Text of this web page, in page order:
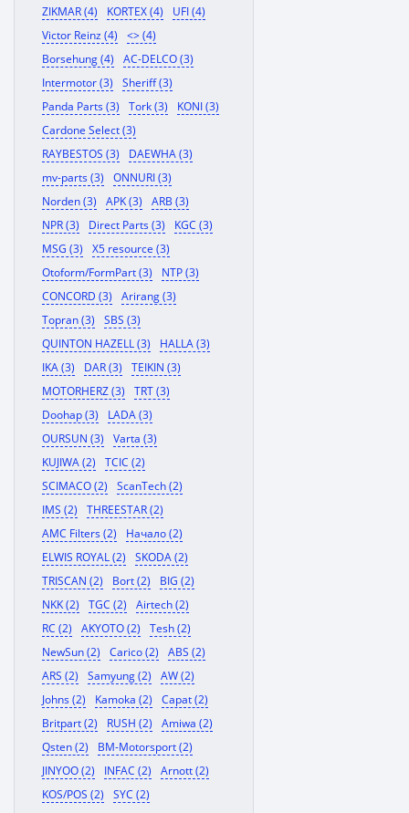
ZIKMAR (4)
KORTEX (4)
UFI (4)
Victor Reinz (4)
<> (4)
Borsehung (4)
AC-DELCO (3)
Intermotor (3)
Sheriff (3)
Panda Parts (3)
Tork (3)
KONI (3)
Cardone Select (3)
RAYBESTOS (3)
DAEWHA (3)
mv-parts (3)
ONNURI (3)
Norden (3)
APK (3)
ARB (3)
NPR (3)
Direct Parts (3)
KGC (3)
MSG (3)
X5 resource (3)
Otoform/FormPart (3)
NTP (3)
CONCORD (3)
Arirang (3)
Topran (3)
SBS (3)
QUINTON HAZELL (3)
HALLA (3)
IKA (3)
DAR (3)
TEIKIN (3)
MOTORHERZ (3)
TRT (3)
Doohap (3)
LADA (3)
OURSUN (3)
Varta (3)
KUJIWA (2)
TCIC (2)
SCIMACO (2)
ScanTech (2)
IMS (2)
THREESTAR (2)
AMC Filters (2)
Начало (2)
ELWIS ROYAL (2)
SKODA (2)
TRISCAN (2)
Bort (2)
BIG (2)
NKK (2)
TGC (2)
Airtech (2)
RC (2)
AKYOTO (2)
Tesh (2)
NewSun (2)
Carico (2)
ABS (2)
ARS (2)
Samyung (2)
AW (2)
Johns (2)
Kamoka (2)
Capat (2)
Britpart (2)
RUSH (2)
Amiwa (2)
Qsten (2)
BM-Motorsport (2)
JINYOO (2)
INFAC (2)
Arnott (2)
KOS/POS (2)
SYC (2)